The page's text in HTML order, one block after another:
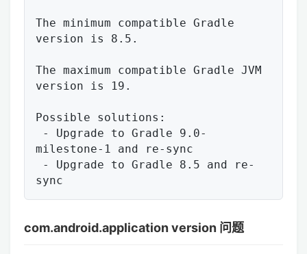
The minimum compatible Gradle
version is 8.5.
The maximum compatible Gradle JVM
version is 19.
Possible solutions:
milestone-1 and re-sync
com.android.application version 问题